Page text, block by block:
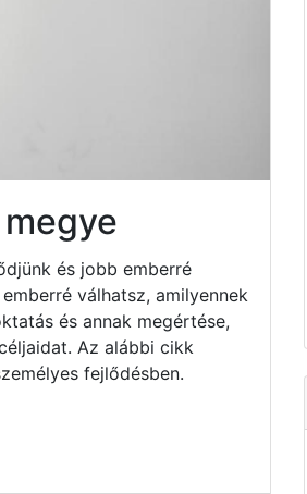
és jobb emberré
válhatsz, amilyennek
és annak megértése,
Az alábbi cikk
fejlődésben.